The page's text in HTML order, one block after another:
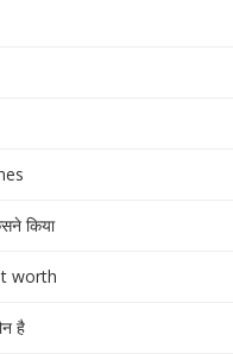
किया
worth
है